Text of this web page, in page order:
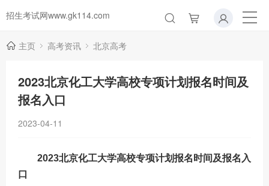
招生考试网www.gk114.com
主页 高考资讯 北京高考
2023北京化工大学高校专项计划报名时间及
报名入口
2023-04-11
2023北京化工大学高校专项计划报名时间及报名入
口